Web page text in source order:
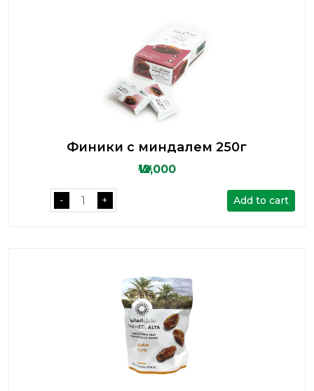
Финики с миндалем 250г
₩12,000
- + Add to cart